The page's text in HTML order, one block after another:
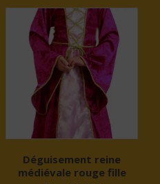
Déguisement reine
médiévale rouge fille